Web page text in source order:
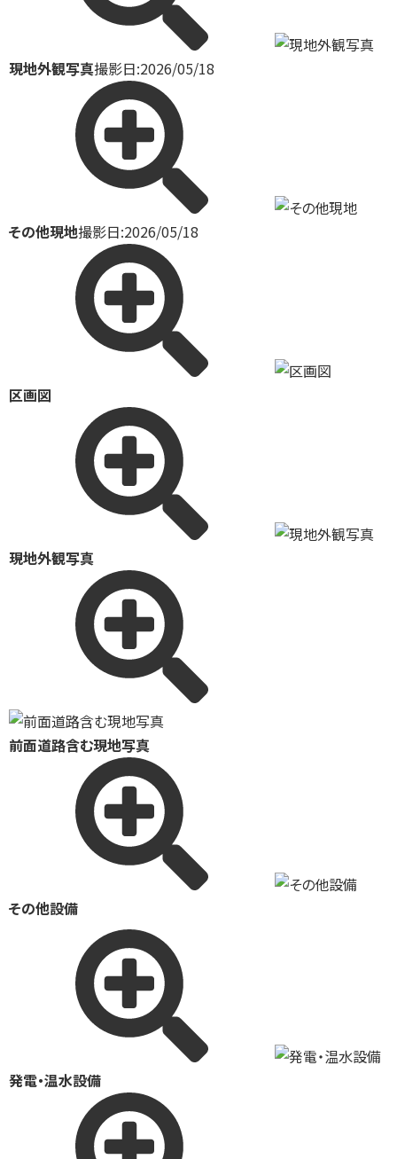
現地外観写真撮影日:2026/05/18
その他現地撮影日:2026/05/18
区画図
現地外観写真
前面道路含む現地写真
その他設備
発電・温水設備